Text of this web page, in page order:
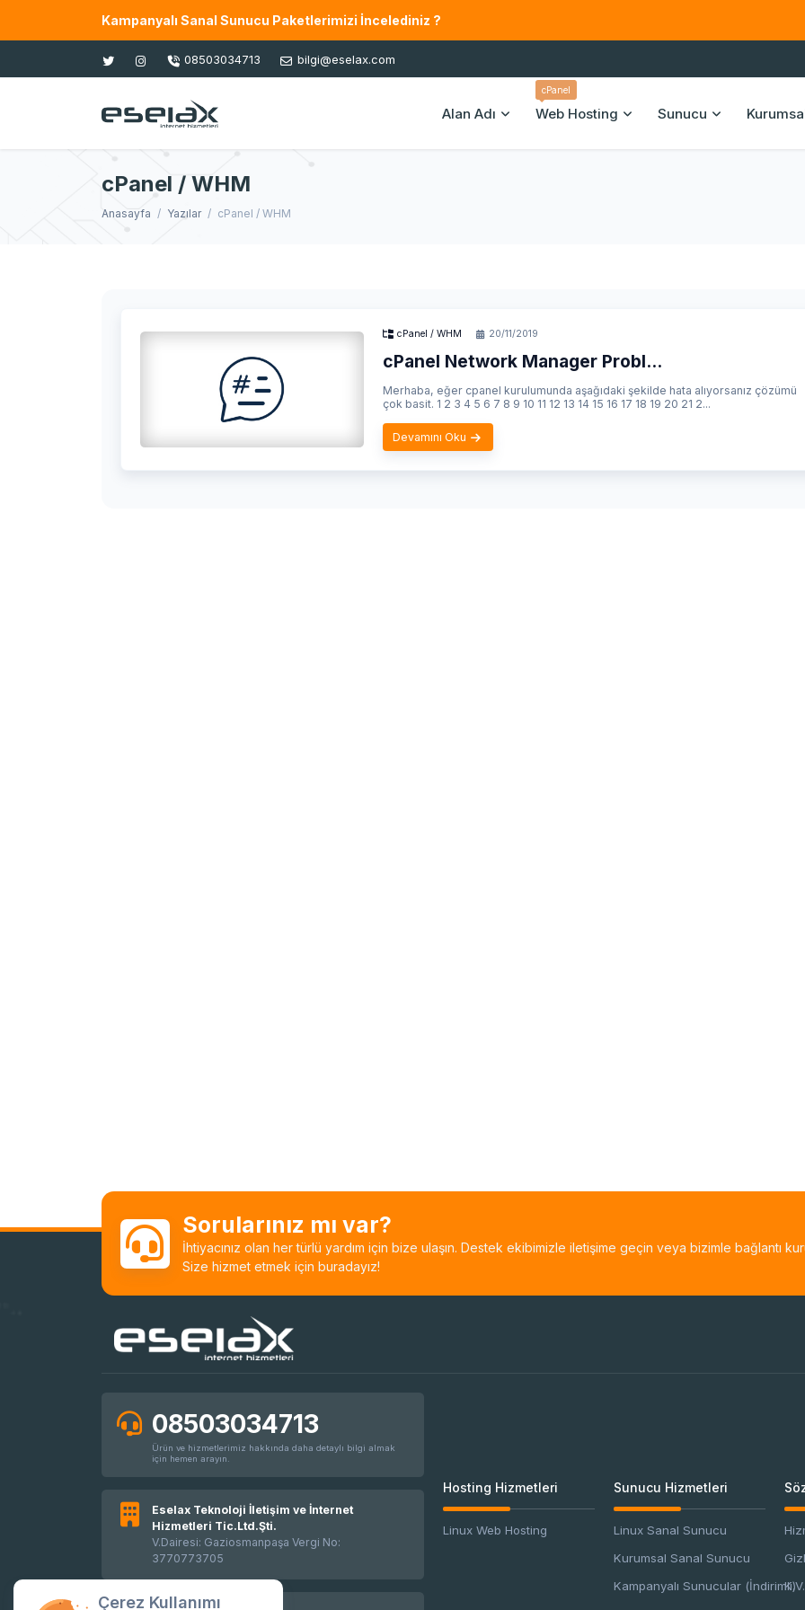
Kampanyalı Sanal Sunucu Paketlerimizi İncelediniz ?
08503034713 bilgi@eselax.com
Alan Adı
cPanel
Web Hosting Sunucu
cPanel / WHM
Anasayfa Yazılar cPanel / WHM
cPanel / WHM 20/11/2019
cPanel Network Manager Probl...
Merhaba, eğer cpanel kurulumunda aşağıdaki şekilde hata alıyorsanız çözümü
çok basit. 1 2 3 4 5 6 7 8 9 10 11 12 13 14 15 16 17 18 19 20 21 2...
Devamını Oku
Sorularınız mı var?
İhtiyacınız olan her türlü yardım için bize ulaşın. Destek ekibimizle iletişime geçin veya bizimle bağlantı
Size hizmet etmek için buradayız!
08503034713
Ürün ve hizmetlerimiz hakkında daha detaylı bilgi almak
için hemen arayın.
Eselax Teknoloji İletişim ve İnternet
Hizmetleri Tic.Ltd.Şti.
V.Dairesi: Gaziosmanpaşa Vergi No:
3770773705
Hosting Hizmetleri
Linux Web Hosting
Sunucu Hizmetleri
Linux Sanal Sunucu
Kurumsal Sanal Sunucu
Kampanyalı Sunucular (İndirimli)
Çerez Kullanımı